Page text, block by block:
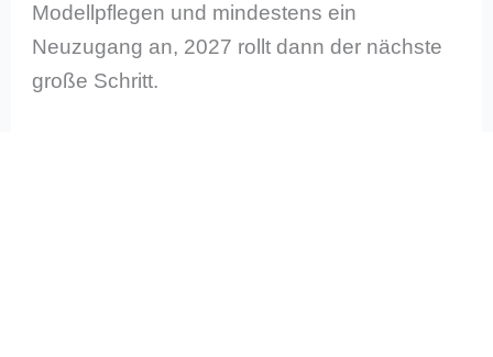
Modellpflegen und mindestens ein
Neuzugang an, 2027 rollt dann der nächste
große Schritt.